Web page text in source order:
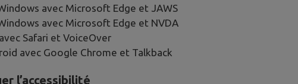
avec Microsoft Edge et JAWS
avec Microsoft Edge et NVDA
Safari et VoiceOver
avec Google Chrome et Talkback
l’accessibilité